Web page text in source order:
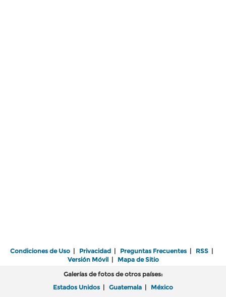
Condiciones de Uso | Privacidad | Preguntas Frecuentes | RSS |
Versión Móvil| Mapa de Sitio
Galerías de fotos de otros países:
Estados Unidos | Guatemala | México